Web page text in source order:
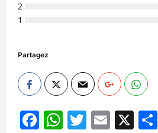
2
1
Partagez
Facebook
WhatsApp
Twitter
Email
X